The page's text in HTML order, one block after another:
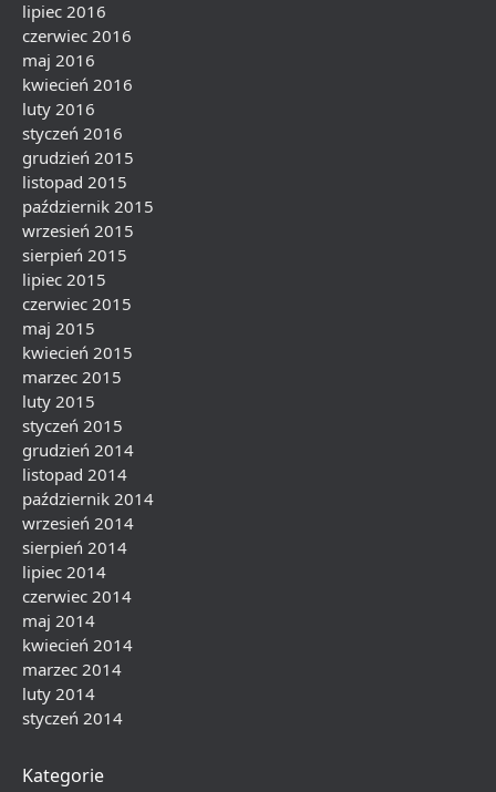
lipiec 2016
czerwiec 2016
maj 2016
kwiecień 2016
luty 2016
styczeń 2016
grudzień 2015
listopad 2015
październik 2015
wrzesień 2015
sierpień 2015
lipiec 2015
czerwiec 2015
maj 2015
kwiecień 2015
marzec 2015
luty 2015
styczeń 2015
grudzień 2014
listopad 2014
październik 2014
wrzesień 2014
sierpień 2014
lipiec 2014
czerwiec 2014
maj 2014
kwiecień 2014
marzec 2014
luty 2014
styczeń 2014
Kategorie